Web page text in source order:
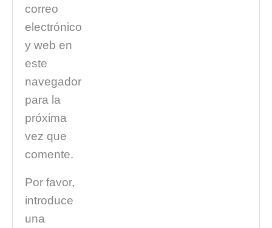
correo
electrónico
y web en
este
navegador
para la
próxima
vez que
comente.
Por favor,
introduce
una